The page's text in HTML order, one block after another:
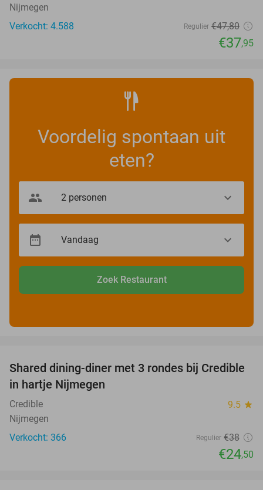
Nijmegen
Verkocht: 4.588
Regulier €47,80
€37,95
Voordelig spontaan uit
eten?
Zoek Restaurant
36%
Shared dining-diner met 3 rondes bij Credible
in hartje Nijmegen
Credible 9.5 star
Nijmegen
Verkocht: 366
Regulier €38
€24,50